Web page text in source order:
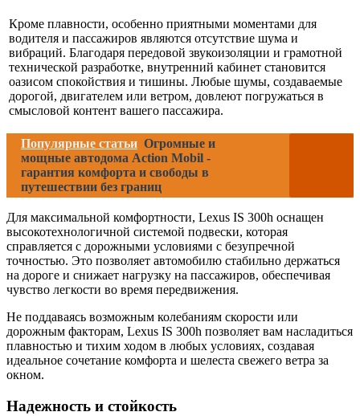
Кроме плавности, особенно приятными моментами для
водителя и пассажиров являются отсутствие шума и
вибраций. Благодаря передовой звукоизоляции и грамотной
технической разработке, внутренний кабинет становится
оазисом спокойствия и тишины. Любые шумы, создаваемые
дорогой, двигателем или ветром, довлеют погружаться в
смысловой контент вашего пассажира.
Популярные статьи Огромные и
мощные автодома Action Mobil -
гарантия комфорта и свободы в
путешествии без границ
Для максимальной комфортности, Lexus IS 300h оснащен
высокотехнологичной системой подвески, которая
справляется с дорожными условиями с безупречной
точностью. Это позволяет автомобилю стабильно держаться
на дороге и снижает нагрузку на пассажиров, обеспечивая
чувство легкости во время передвижения.
Не поддаваясь возможным колебаниям скорости или
дорожным факторам, Lexus IS 300h позволяет вам насладиться
плавностью и тихим ходом в любых условиях, создавая
идеальное сочетание комфорта и шелеста свежего ветра за
окном.
Надежность и стойкость